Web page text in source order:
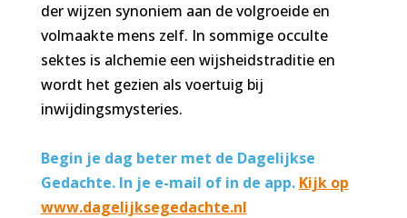
der wijzen synoniem aan de volgroeide en
volmaakte mens zelf. In sommige occulte
sektes is alchemie een wijsheidstraditie en
wordt het gezien als voertuig bij
inwijdingsmysteries.
Begin je dag beter met de Dagelijkse
Gedachte. In je e-mail of in de app. Kijk op
www.dagelijksegedachte.nl